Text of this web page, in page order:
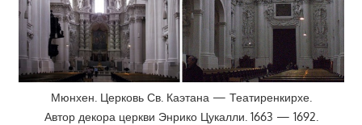
Мюнхен. Церковь Св. Каэтана — Театиренкирхе.
Автор декора церкви Энрико Цукалли. 1663 — 1692.